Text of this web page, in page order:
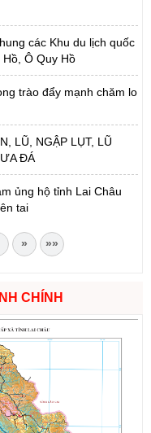
các Khu du lịch quốc
Ô Quy Hồ
trào đẩy mạnh chăm lo
LŨ, NGẬP LỤT, LŨ
ĐÁ
ủng hộ tỉnh Lai Châu
tai
» »»
CHÍNH